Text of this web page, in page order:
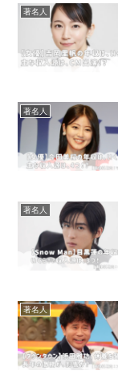
著名人
著名人
著名人
著名人